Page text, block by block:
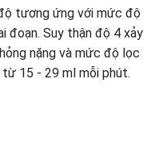
tương ứng với mức độ
đoạn. Suy thận độ 4 xảy
nặng và mức độ lọc
15 - 29 ml mỗi phút.